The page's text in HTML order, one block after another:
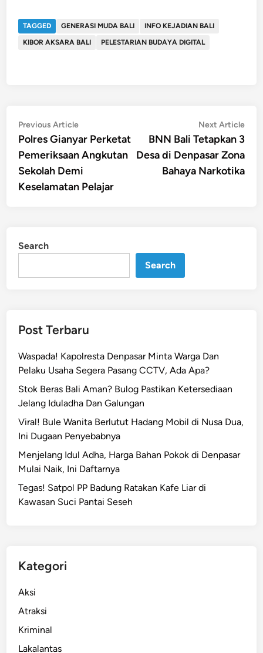
TAGGED GENERASI MUDA BALI
INFO KEJADIAN BALI
KIBOR AKSARA BALI
PELESTARIAN BUDAYA DIGITAL
Post
navigation
Previous ArticlePrevious
article:
Polres Gianyar Perketat
Pemeriksaan Angkutan
Sekolah Demi
Keselamatan Pelajar
Next Article
BNN Bali Tetapkan 3
Desa di Denpasar Zona
Bahaya Narkotika
Search
Search
Post Terbaru
Waspada! Kapolresta Denpasar Minta Warga Dan
Pelaku Usaha Segera Pasang CCTV, Ada Apa?
Stok Beras Bali Aman? Bulog Pastikan Ketersediaan
Jelang Iduladha Dan Galungan
Viral! Bule Wanita Berlutut Hadang Mobil di Nusa Dua,
Ini Dugaan Penyebabnya
Menjelang Idul Adha, Harga Bahan Pokok di Denpasar
Mulai Naik, Ini Daftarnya
Tegas! Satpol PP Badung Ratakan Kafe Liar di
Kawasan Suci Pantai Seseh
Kategori
Aksi
Atraksi
Kriminal
Lakalantas